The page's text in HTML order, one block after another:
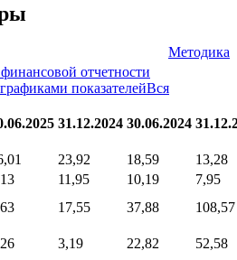
Методика
отчетности
показателейВся
31.12.2024 30.06.2024
23,92 18,59
13,28
11,95 10,19
7,95
17,55 37,88
108,57
3,19 22,82 52,58